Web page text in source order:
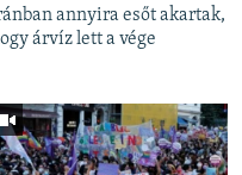
annyira esőt akartak,
árvíz lett a vége